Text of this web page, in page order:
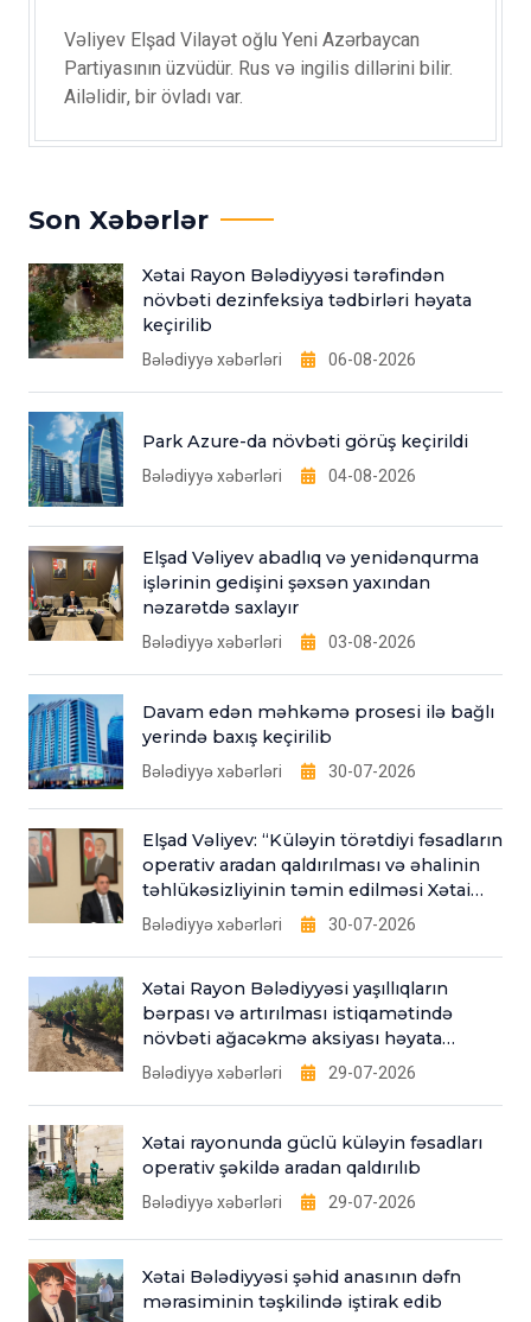
Vəliyev Elşad Vilayət oğlu Yeni Azərbaycan
Partiyasının üzvüdür. Rus və ingilis dillərini bilir.
Ailəlidir, bir övladı var.
Son Xəbərlər
Xətai Rayon Bələdiyyəsi tərəfindən
növbəti dezinfeksiya tədbirləri həyata
keçirilib
Bələdiyyə xəbərləri 06-08-2026
Park Azure-da növbəti görüş keçirildi
Bələdiyyə xəbərləri 04-08-2026
Elşad Vəliyev abadlıq və yenidənqurma
işlərinin gedişini şəxsən yaxından
nəzarətdə saxlayır
Bələdiyyə xəbərləri 03-08-2026
Davam edən məhkəmə prosesi ilə bağlı
yerində baxış keçirilib
Bələdiyyə xəbərləri 30-07-2026
Elşad Vəliyev: “Küləyin törətdiyi fəsadların
operativ aradan qaldırılması və əhalinin
təhlükəsizliyinin təmin edilməsi Xətai
Bələdiyyəsinin əsas fəaliyyət
istiqamətlərindəndir”
Bələdiyyə xəbərləri 30-07-2026
Xətai Rayon Bələdiyyəsi yaşıllıqların
bərpası və artırılması istiqamətində
növbəti ağacəkmə aksiyası həyata
keçirib
Bələdiyyə xəbərləri 29-07-2026
Xətai rayonunda güclü küləyin fəsadları
operativ şəkildə aradan qaldırılıb
Bələdiyyə xəbərləri 29-07-2026
Xətai Bələdiyyəsi şəhid anasının dəfn
mərasiminin təşkilində iştirak edib